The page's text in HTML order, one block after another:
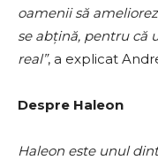
oamenii să
se abțină, pentru că
real”, a explicat
Despre Haleon
Haleon este unul